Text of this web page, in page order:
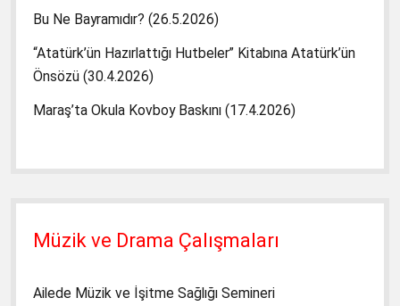
Bu Ne Bayramıdır? (26.5.2026)
“Atatürk’ün Hazırlattığı Hutbeler” Kitabına Atatürk’ün
Önsözü (30.4.2026)
Maraş’ta Okula Kovboy Baskını (17.4.2026)
Müzik ve Drama Çalışmaları
Ailede Müzik ve İşitme Sağlığı Semineri